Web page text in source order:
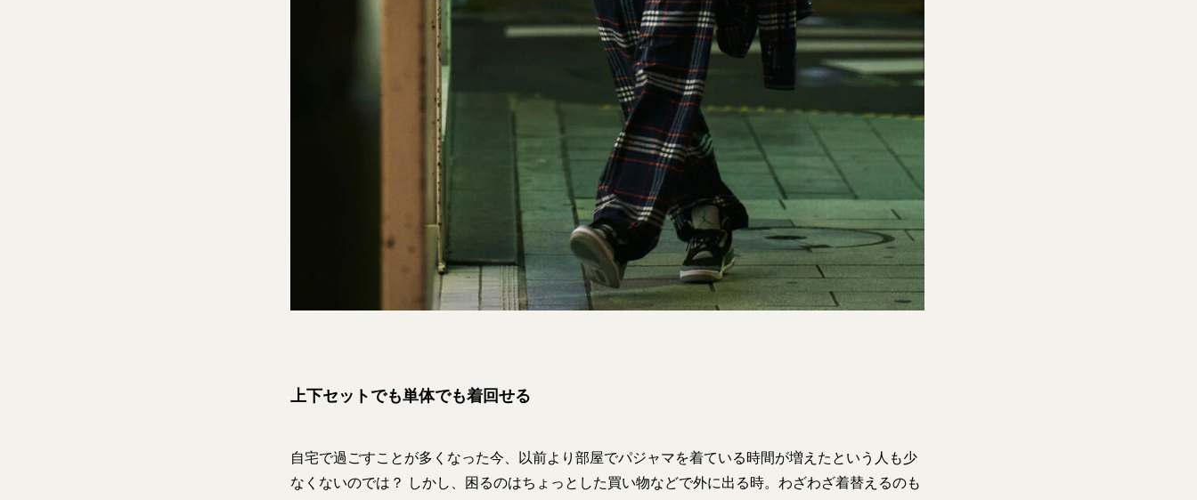
上下セットでも単体でも着回せる
自宅で過ごすことが多くなった今、以前より部屋でパジャマを着ている時間が増えたという人も少
なくないのでは？ しかし、困るのはちょっとした買い物などで外に出る時。わざわざ着替えるのも